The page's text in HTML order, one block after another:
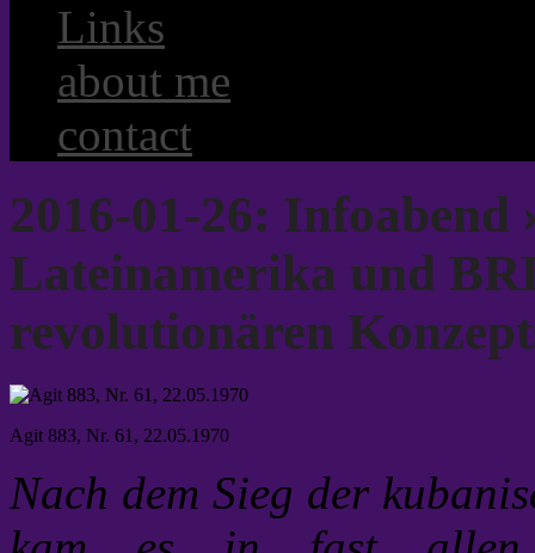
Links
about me
contact
2016-01-26:
Lateinamerika und
revolutionären
Agit 883, Nr. 61, 22.05.1970
Nach dem Sieg der